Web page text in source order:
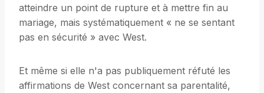
atteindre un point de rupture et à mettre fin au
mariage, mais systématiquement « ne se sentant
pas en sécurité » avec West.
Et même si elle n'a pas publiquement réfuté les
affirmations de West concernant sa parentalité,